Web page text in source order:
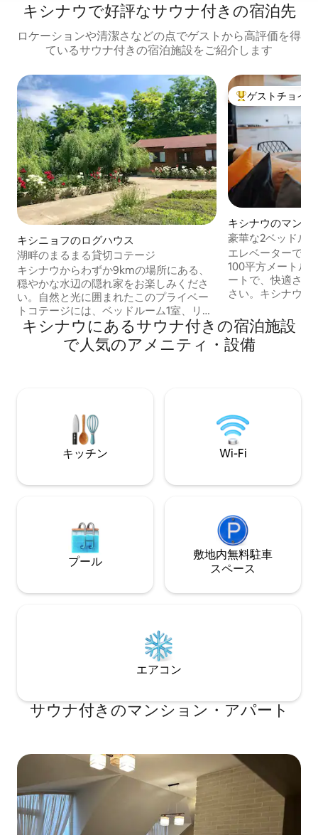
キシナウで好評なサウナ付きの宿泊先
ロケーションや清潔さなどの点でゲストから高評価を得
ているサウナ付きの宿泊施設をご紹介します
キシニョフのログハウス
湖畔のまるまる貸切コテージ
キシナウからわずか9kmの場所にある、
穏やかな水辺の隠れ家をお楽しみくださ
い。自然と光に囲まれたこのプライベー
トコテージには、ベッドルーム1室、リビ
ングルーム1室、バスルーム2室、設備の
整ったキッチンが備わっています。伝統
的なコンロを備えた独立したダイニング
は完全に貸し切りで、ほかのゲストと重
なることはありません。ご要望に応じて
釣りをお楽しみいただけます。無料駐車
大好評のゲスト
ゲストチョイス
キシナウのマンシ
ト
豪華な2ベッドル
＆リビング|大聖
エレベーターでア
100平方メートル
ートで、快適さと
さい。キシナウで
ス旅行者、または
プライベートサウ
い。ユニークな機
で、自宅にいない
すいです。
キシナウにあるサウナ付きの宿泊施設
で人気のアメニティ・設備
キッチン Wi-Fi
プール
敷地内無料駐⁠車
ス⁠ペ⁠ー⁠ス
エアコン
サウナ付きのマンション・アパート